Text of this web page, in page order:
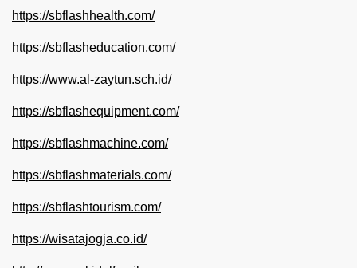
https://sbflashhealth.com/
https://sbflasheducation.com/
https://www.al-zaytun.sch.id/
https://sbflashequipment.com/
https://sbflashmachine.com/
https://sbflashmaterials.com/
https://sbflashtourism.com/
https://wisatajogja.co.id/